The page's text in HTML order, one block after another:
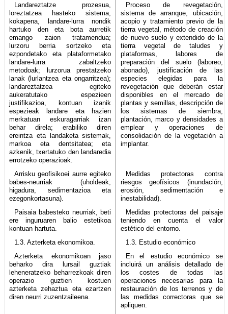
Landareztatze prozesua,
loreztatzea hasteko sistema,
kokapena, landare-lurra nondik
hartuko den eta bota aurretik
emango zaion tratamendua;
lurzoru berria sortzeko eta
ezpondetako eta plataformetako
landare-lurra zabaltzeko
metodoak; lurzorua prestatzeko
lanak (lurlantzea eta ongarritzea);
landareztatzea egiteko
aukeratutako espezieen
justifikazioa, kontuan izanik
espezieak landare eta hazien
merkatuan eskuragarriak izan
behar direla; erabiliko diren
ereintza eta landaketa sistemak,
markoa eta dentsitatea; eta
azkenik, txertatuko den landaredia
errotzeko operazioak.
Proceso de revegetación,
sistema de arranque, ubicación,
acopio y tratamiento previo de la
tierra vegetal, método de creación
de nuevo suelo y extendido de la
tierra vegetal de taludes y
plataformas, labores de
preparación del suelo (laboreo,
abonado), justificación de las
especies elegidas para la
revegetación que deberán estar
disponibles en el mercado de
plantas y semillas, descripción de
los sistemas de siembra,
plantación, marco y densidades a
emplear y operaciones de
consolidación de la vegetación a
implantar.
Arrisku geofisikoei aurre egiteko
babes-neurriak (uholdeak,
higadura, sedimentazioa eta
ezegonkortasuna).
Medidas protectoras contra
riesgos geofísicos (inundación,
erosión, sedimentación e
inestabilidad).
Paisaia babesteko neurriak, beti
ere inguruaren balio estetikoa
kontuan hartuta.
Medidas protectoras del paisaje
teniendo en cuenta el valor
estético del entorno.
1.3. Azterketa ekonomikoa.
1.3. Estudio económico
Azterketa ekonomikoan jaso
beharko dira lursail guztiak
leheneratzeko beharrezkoak diren
operazio guztien kostuen
azterketa zehaztua eta ezartzen
diren neurri zuzentzaileena.
En el estudio económico se
incluirá un análisis detallado de
los costes de todas las
operaciones necesarias para la
restauración de los terrenos y de
las medidas correctoras que se
apliquen.